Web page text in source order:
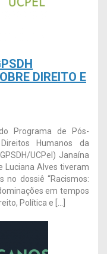
DIREITO E
Programa de Pós-
Humanos da
UCPel) Janaína
Luciana Alves tiveram
no dossiê “Racismos:
em tempos
Política e […]